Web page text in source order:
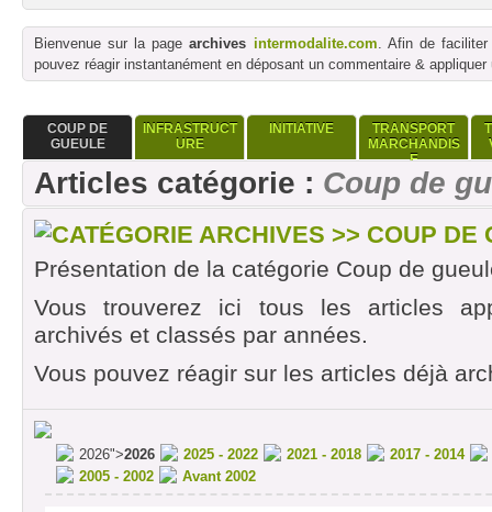
Bienvenue sur la pagearchives intermodalite.com. Afin de
pouvez réagir instantanément en déposant un commentaire & appliquer
COUP DE
GUEULE
INFRASTRUCT
URE
INITIATIVE
TRANSPORT
MARCHANDIS
E
Articles catégorie : Coup de
CATÉGORIE ARCHIVES >> COUP DE
Présentation de la catégorie Coup de
Vous trouverez ici tous les articles
archivés et classés par années.
Vous pouvez réagir sur les articles déjà
2026">2026 2025 - 2022 2021 - 2018
2017 - 2014
2005 - 2002
Avant 2002